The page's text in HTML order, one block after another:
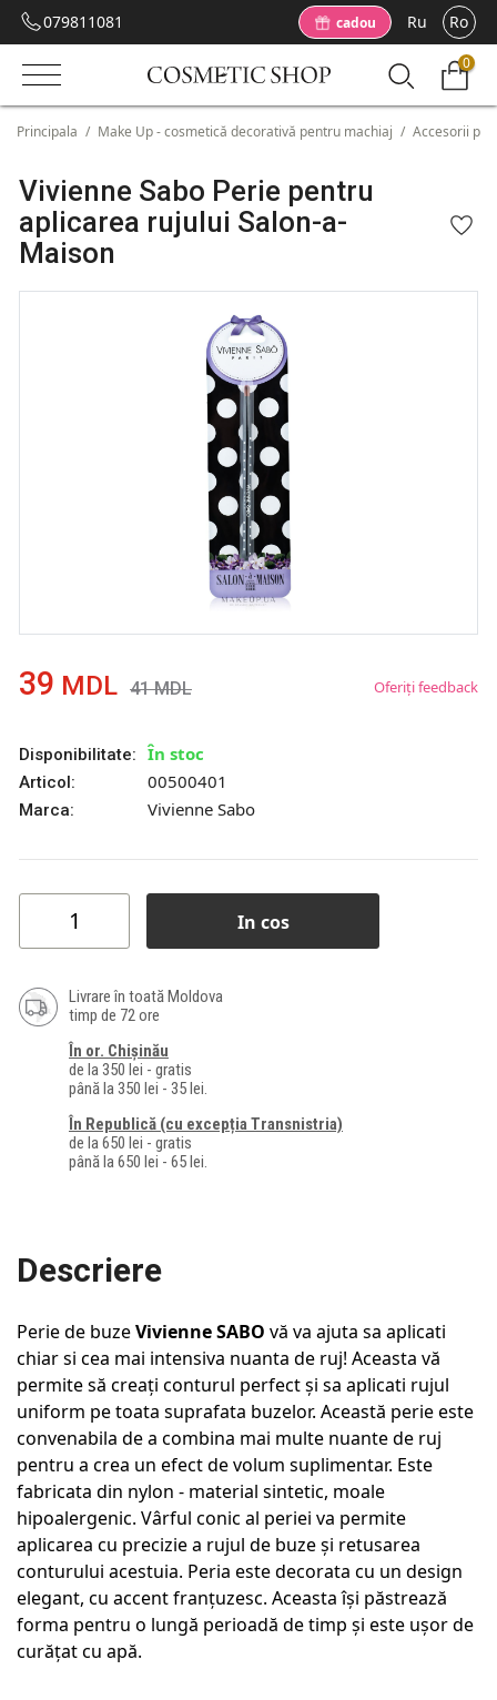
079811081 cadou Ru Ro
0
Principala / Make Up - cosmetică decorativă pentru machiaj / Accesorii
Vivienne Sabo Perie pentru
aplicarea rujului Salon-a-
Maison
39 MDL 41MDL Oferiți feedback
Disponibilitate: În stoc
Articol: 00500401
Marca: Vivienne Sabo
In cos
Livrare în toată Moldova
timp de 72 ore
În or. Chișinău
de la 350 lei - gratis
până la 350 lei - 35 lei.
În Republică (cu excepția Transnistria)
de la 650 lei - gratis
până la 650 lei - 65 lei.
Descriere
Perie de buzeVivienne SABO vă va ajuta sa aplicati
chiar si cea mai intensiva nuanta de ruj! Aceasta vă
permite să creați conturul perfect și sa aplicati rujul
uniform pe toata suprafata buzelor. Această perie este
convenabila de a combina mai multe nuante de ruj
pentru a crea un efect de volum suplimentar. Este
fabricata din nylon - material sintetic, moale
hipoalergenic. Vârful conic al periei va permite
aplicarea cu precizie a rujul de buze și retusarea
conturului acestuia. Peria este decorata cu un design
elegant, cu accent franțuzesc. Aceasta își păstrează
forma pentru o lungă perioadă de timp și este ușor de
curățat cu apă.